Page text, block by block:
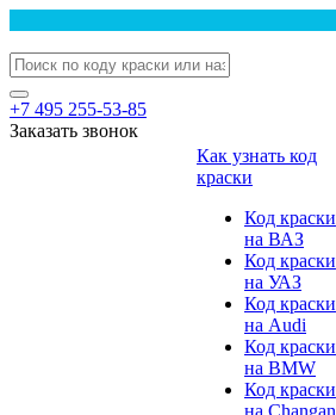
+7 495 255-53-85
Заказать звонок
Как узнать код
краски
Код краски
на ВАЗ
Код краски
на УАЗ
Код краски
на Audi
Код краски
на BMW
Код краски
на Changan